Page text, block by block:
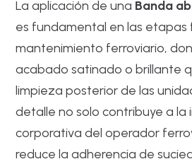
La aplicación de una Banda
es fundamental en las etapas
mantenimiento ferroviario,
acabado satinado o brillante
limpieza posterior de las
detalle no solo contribuye a la
corporativa del operador
reduce la adherencia de